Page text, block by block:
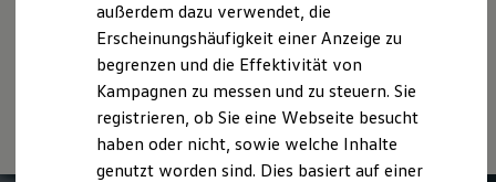
Schnittstellen zu Ihrem ID.
Marke und Erlebnis
Volkswagen R und R Experience
R-Modelle
R Experience
Driving Experience
Volkswagen entdecken
Werkbesichtigung
Rollwiderstand und Aerodynamik verändern und neben
Witterungs- und Verkehrsbedingungen sowie dem
individuellen Fahrverhalten den Kraftstoffverbrauch, den
Stromverbrauch, die CO₂-Emissionen und die
Fahrleistungswerte eines Fahrzeugs beeinflussen.
außerdem dazu verwendet, die
Erscheinungshäufigkeit einer Anzeige zu
begrenzen und die Effektivität von
Kampagnen zu messen und zu steuern. Sie
registrieren, ob Sie eine Webseite besucht
haben oder nicht, sowie welche Inhalte
genutzt worden sind. Dies basiert auf einer